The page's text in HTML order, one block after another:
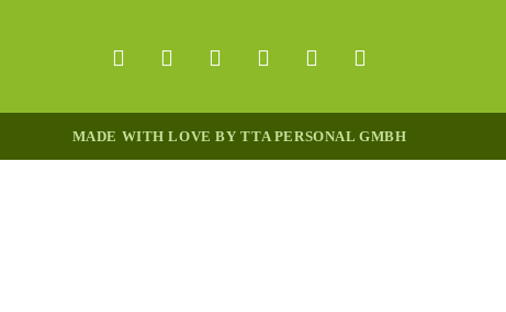
MADE WITH LOVE BY TTA PERSONAL GMBH